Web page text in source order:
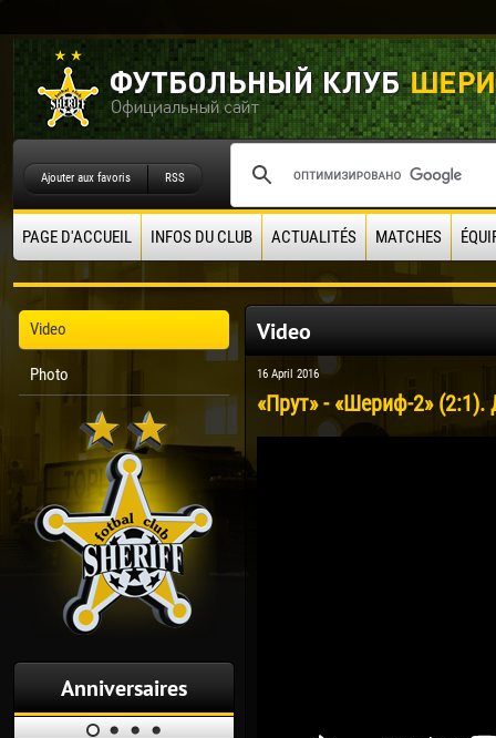
Ajouter aux favoris RSS
PAGE D'ACCUEIL INFOS DU CLUB ACTUALITÉS MATCHES
Video
Photo
Anniversaires
Video
16 April 2016
«Прут» - «Шериф-2»